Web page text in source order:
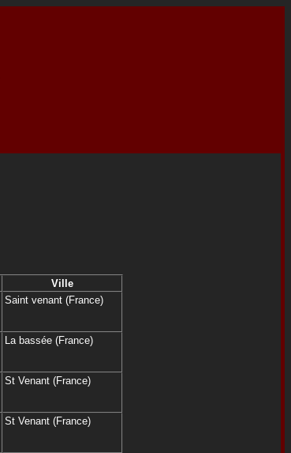
Ville
Saint venant (France)
La bassée (France)
St Venant (France)
St Venant (France)